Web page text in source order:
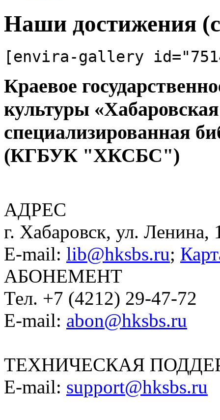
Наши достижения
[envira-gallery
Краевое
культуры
специализированная
(КГБУК "ХКСБС")
АДРЕС
г. Хабаровск, ул. Ленина,
E-mail: lib@hksbs.ru;
АБОНЕМЕНТ
Тел. +7 (4212) 29-47-72
E-mail: abon@hksbs.ru
ТЕХНИЧЕСКАЯ
E-mail: support@hksbs.ru